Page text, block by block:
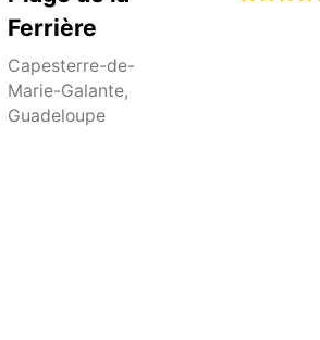
Ferrière
Capesterre-de-
Marie-Galante,
Guadeloupe